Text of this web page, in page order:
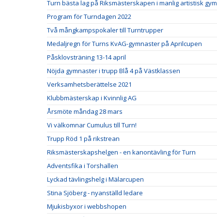
Turn bästa lag på Riksmästerskapen i manlig artistisk
Program för Turndagen 2022
Två mångkampspokaler till Turntrupper
Medaljregn för Turns KvAG-gymnaster på Aprilcupen
Påsklovsträning 13-14 april
Nöjda gymnaster i trupp Blå 4 på Västklassen
Verksamhetsberättelse 2021
Klubbmästerskap i Kvinnlig AG
Årsmöte måndag 28 mars
Vi välkomnar Cumulus till Turn!
Trupp Röd 1 på rikstrean
Riksmästerskapshelgen - en kanontävling för Turn
Adventsfika i Torshallen
Lyckad tävlingshelg i Mälarcupen
Stina Sjöberg - nyanställd ledare
Mjukisbyxor i webbshopen